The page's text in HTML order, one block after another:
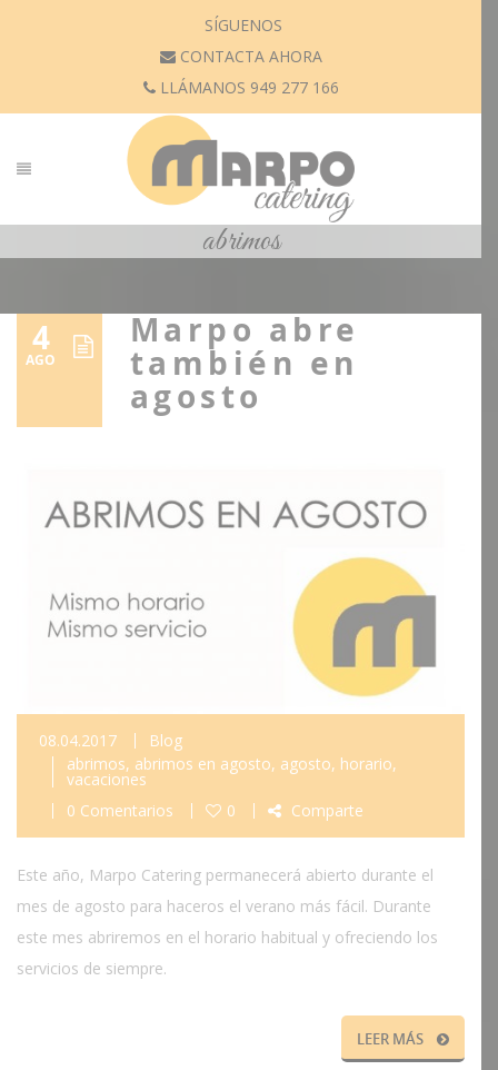
SÍGUENOS
CONTACTA AHORA
LLÁMANOS 949 277 166
abrimos
4
AGO
Marpo abre
también en
agosto
08.04.2017
Blog
abrimos, abrimos en agosto, agosto, horario,
vacaciones
0 Comentarios
0 Comparte
Este año, Marpo Catering permanecerá abierto durante el
mes de agosto para haceros el verano más fácil. Durante
este mes abriremos en el horario habitual y ofreciendo los
servicios de siempre.
LEER MÁS